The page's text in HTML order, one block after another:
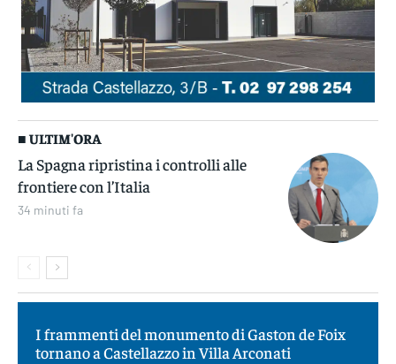
■ ULTIM'ORA
La Spagna ripristina i controlli alle
frontiere con l’Italia
34 minuti fa
I frammenti del monumento di Gaston de Foix
tornano a Castellazzo in Villa Arconati